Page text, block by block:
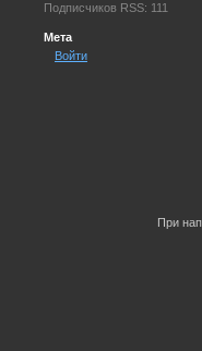
Подписчиков RSS: 111
Мета
Войти
При